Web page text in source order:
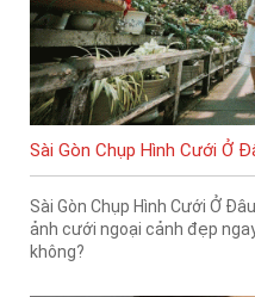
Sài Gòn Chụp Hình Cưới Ở
Sài Gòn Chụp Hình Cưới Ở
ảnh cưới ngoại cảnh đẹp
không?